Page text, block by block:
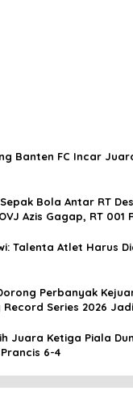
Banten FC Incar
Bola Antar RT
Azis Gagap, RT 001
Talenta Atlet Harus
Perbanyak
Series 2026
Juara Ketiga Piala
6-4